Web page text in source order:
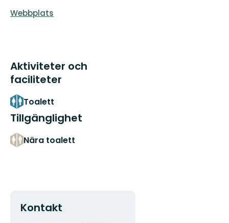
Webbplats
Aktiviteter och
faciliteter
Toalett
Tillgänglighet
Nära toalett
Kontakt